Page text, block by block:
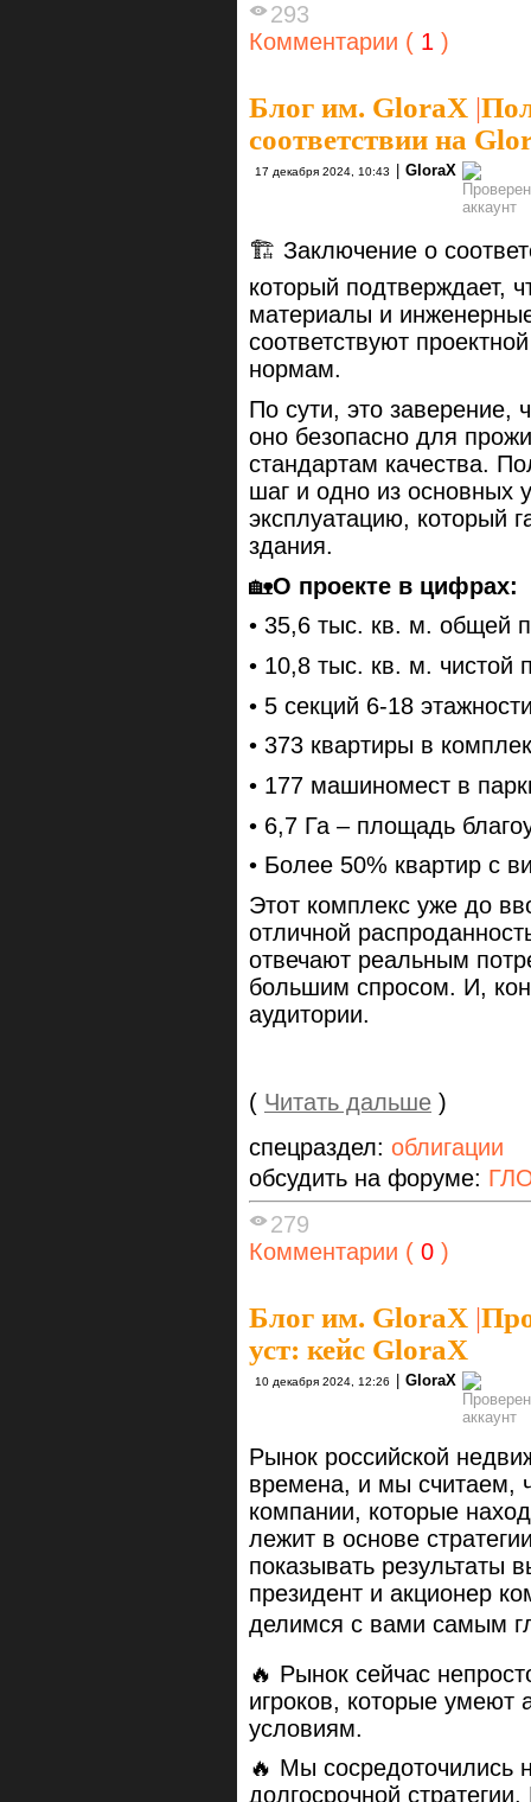
293
Комментарии ( 1 )
Блог им. GloraX |
соответствии на
17 декабря 2024, 10:43 GloraX
🏗️ Заключение о
который подтверждает,
материалы и
соответствуют
нормам.
По сути, это заверение,
оно безопасно для
стандартам качества.
шаг и одно из основных
эксплуатацию, который
здания.
🏡О проекте в цифрах:
• 35,6 тыс. кв. м. общей
• 10,8 тыс. кв. м.
• 5 секций 6-18
• 373 квартиры в
• 177 машиномест в
• 6,7 Га – площадь
• Более 50% квартир с
Этот комплекс уже до
отличной
отвечают реальным
большим спросом. И,
аудитории.
( Читать дальше )
спецраздел: облигации
обсудить на форуме:
279
Комментарии ( 0 )
Блог им. GloraX |
уст: кейс GloraX
10 декабря 2024, 12:26 | GloraX
Рынок российской
времена, и мы считаем,
компании, которые
лежит в основе
показывать результаты
президент и акционер
делимся с вами самым
🔥 Рынок сейчас
игроков, которые умеют
условиям.
🔥 Мы сосредоточились
долгосрочной